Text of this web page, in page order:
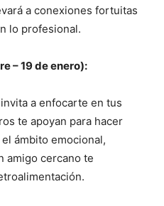
a conexiones fortuitas
lo profesional.
– 19 de enero):
a enfocarte en tus
te apoyan para hacer
ámbito emocional,
amigo cercano te